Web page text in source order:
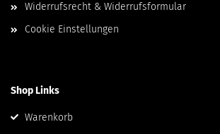
Widerrufsrecht & Widerrufsformular
Cookie Einstellungen
Shop Links
Warenkorb